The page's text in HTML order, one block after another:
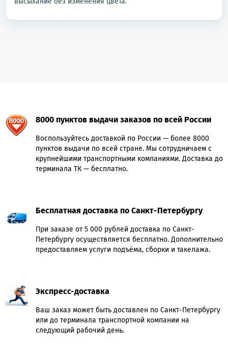
8000 пунктов выдачи заказов по всей России
Воспользуйтесь доставкой по России — более 8000
пунктов выдачи по всей стране. Мы сотрудничаем с
крупнейшими транспортными компаниями. Доставка до
терминала ТК — бесплатно.
Бесплатная доставка по Санкт-Петербургу
При заказе от 5 000 рублей доставка по Санкт-
Петербургу осуществляется бесплатно. Дополнительно
предоставляем услуги подъёма, сборки и такелажа.
Экспресс-доставка
Ваш заказ может быть доставлен по Санкт-Петербургу
или до терминала транспортной компании на
следующий рабочий день.